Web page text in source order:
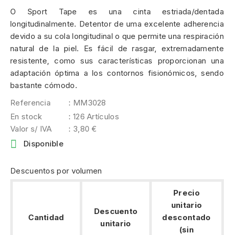
O Sport Tape es una cinta estriada/dentada
longitudinalmente. Detentor de uma excelente adherencia
devido a su cola longitudinal o que permite una respiración
natural de la piel. Es fácil de rasgar, extremadamente
resistente, como sus características proporcionan una
adaptación óptima a los contornos fisionómicos, sendo
bastante cómodo.
Referencia
: MM3028
En stock
: 126 Artículos
Valor s/ IVA
: 3,80 €
 Disponible
Descuentos por volumen
Cantidad
Descuento
unitario
Precio
unitario
descontado
(sin